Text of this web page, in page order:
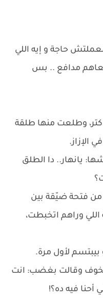
حاجة و إيه اللي
مدافع .. بس
وطلعت منها طلقة
الإزاز.
يانهار.. دا الطلق
فتحة ضيّقة بين
اللي وراهم اتخبطت،
لأول مرة.
وقالت بغضب: انت
أحنا فيه ده؟!